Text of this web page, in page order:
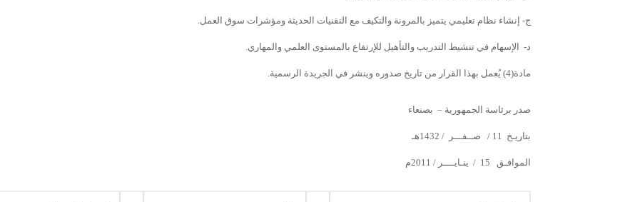
ج- إنشاء نظام تعليمي يتميز بالمرونة والتكيف مع التقنيات الحديثة ومؤشرات سوق العمل.
د- الإسهام في تنشيط التدريب والتأهيل للإرتفاع بالمستوى العلمي والمهاري.
مادة(4) يُعمل بهذا القرار من تاريخ صدوره وينشر في الجريدة الرسمية.
صدر برئاسة الجمهورية – بصنعاء
بتاريـخ 11 / صــفـــر / 1432هـ
الموافـق 15 / ينـايــــر / 2011م